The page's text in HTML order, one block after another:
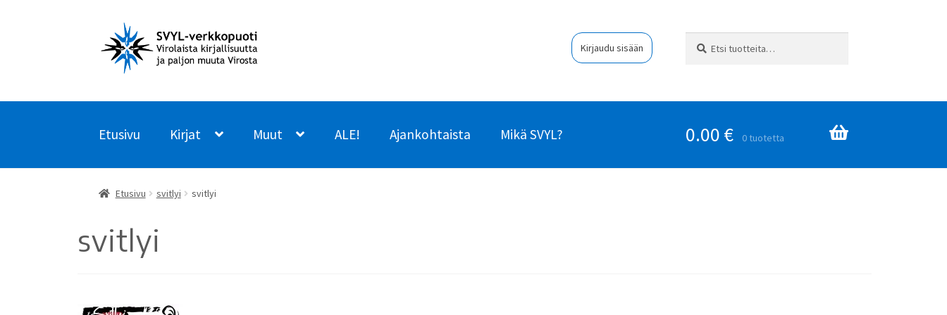
Siirry
navigointiin
Siirry
sisältöön
Kirjaudu sisään
Etusivu Kirjat Muut ALE! Ajankohtaista Mikä SVYL? 0.00 € 0 tuotetta
Etusivu svitlyi svitlyi
svitlyi